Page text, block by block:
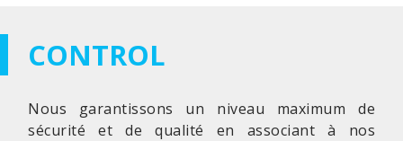
CONTROL
Nous garantissons un niveau maximum de
sécurité et de qualité en associant à nos